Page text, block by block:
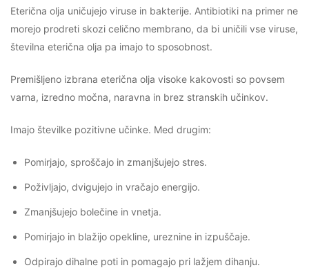
Eterična olja uničujejo viruse in bakterije. Antibiotiki na primer ne
morejo prodreti skozi celično membrano, da bi uničili vse viruse,
številna eterična olja pa imajo to sposobnost.
Premišljeno izbrana eterična olja visoke kakovosti so povsem
varna, izredno močna, naravna in brez stranskih učinkov.
Imajo številke pozitivne učinke. Med drugim:
Pomirjajo, sproščajo in zmanjšujejo stres.
Poživljajo, dvigujejo in vračajo energijo.
Zmanjšujejo bolečine in vnetja.
Pomirjajo in blažijo opekline, ureznine in izpuščaje.
Odpirajo dihalne poti in pomagajo pri lažjem dihanju.